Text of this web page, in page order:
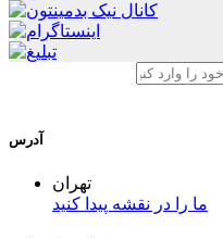
آدرس
تهران
ما را در نقشه پیدا کنید